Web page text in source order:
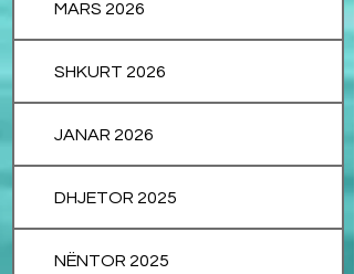
MARS 2026
SHKURT 2026
JANAR 2026
DHJETOR 2025
NËNTOR 2025